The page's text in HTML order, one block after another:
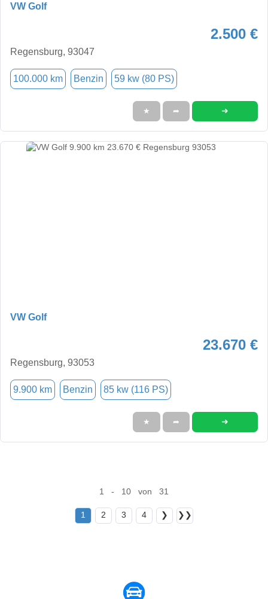
VW Golf
2.500 €
Regensburg, 93047
100.000 km Benzin 59 kw (80 PS)
★ ➦ ➜
VW Golf
23.670 €
Regensburg, 93053
9.900 km Benzin 85 kw (116 PS)
★ ➦ ➜
1 - 10 von 31
1 2 3 4 ❯ ❯❯